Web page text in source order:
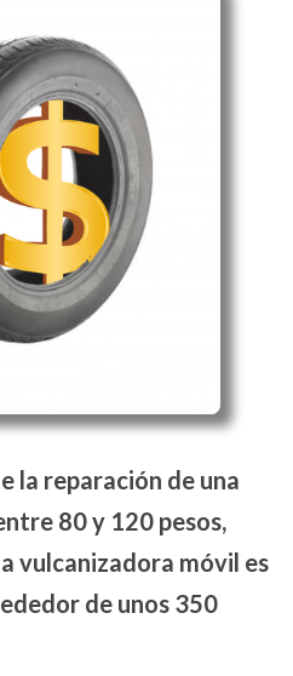
la reparación de una
80 y 120 pesos,
vulcanizadora móvil es
de unos 350